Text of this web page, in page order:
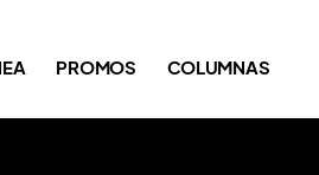
PROMOS COLUMNAS